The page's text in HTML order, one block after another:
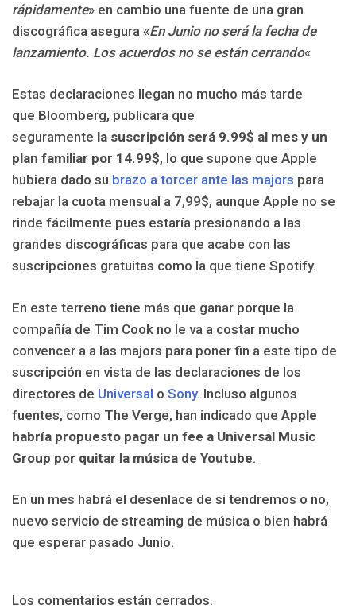
rápidamente» en cambio una fuente de una gran
discográfica asegura «En Junio ​​no será la fecha de
lanzamiento. Los acuerdos no se están cerrando«
Estas declaraciones llegan no mucho más tarde
que Bloomberg, publicara que
seguramente la suscripción será 9.99$ al mes y un
plan familiar por 14.99$, lo que supone que Apple
hubiera dado su brazo a torcer ante las majors para
rebajar la cuota mensual a 7,99$, aunque Apple no se
rinde fácilmente pues estaría presionando a las
grandes discográficas para que acabe con las
suscripciones gratuitas como la que tiene Spotify.
En este terreno tiene más que ganar porque la
compañía de Tim Cook no le va a costar mucho
convencer a a las majors para poner fin a este tipo de
suscripción en vista de las declaraciones de los
directores de Universal o Sony. Incluso algunos
fuentes, como The Verge, han indicado que Apple
habría propuesto pagar un fee a Universal Music
Group por quitar la música de Youtube.
En un mes habrá el desenlace de si tendremos o no,
nuevo servicio de streaming de música o bien habrá
que esperar pasado Junio.
Los comentarios están cerrados.